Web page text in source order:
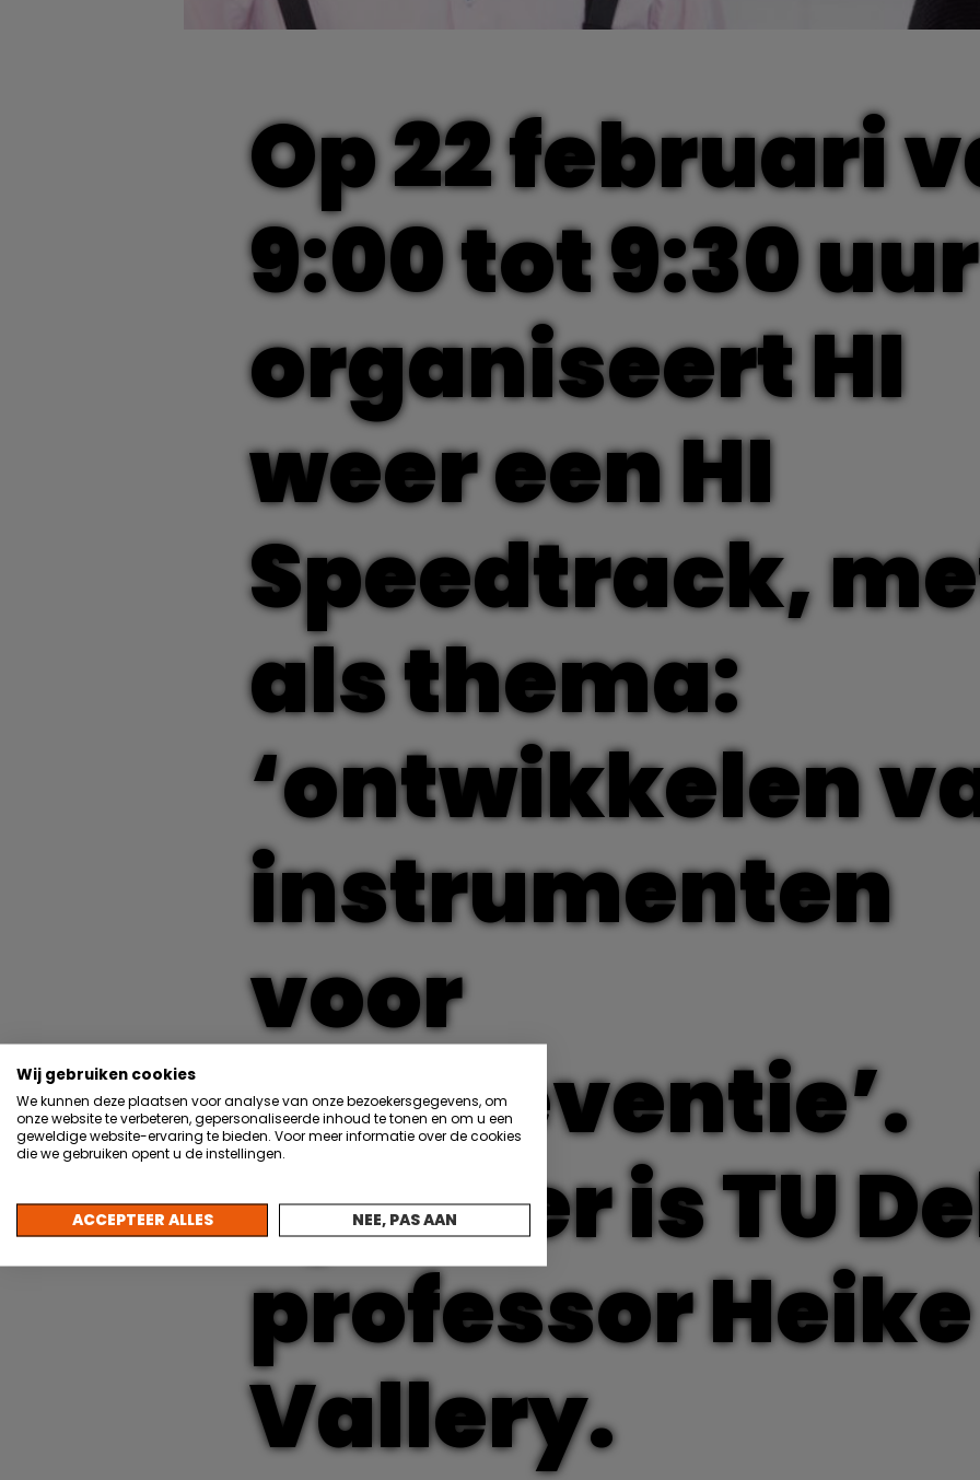
Op 22 februari
9:00 tot 9:30 uur
organiseert HI
weer een HI
Speedtrack,
als thema:
‘ontwikkelen
instrumenten
voor
valpreventie’.
Spreker is TU
professor Heike
Vallery.
Wij gebruiken cookies
We kunnen deze plaatsen voor analyse van onze bezoekersgegevens, om
onze website te verbeteren, gepersonaliseerde inhoud te tonen en om u een
geweldige website-ervaring te bieden. Voor meer informatie over de cookies
die we gebruiken opent u de instellingen.
ACCEPTEER ALLES NEE, PAS AAN